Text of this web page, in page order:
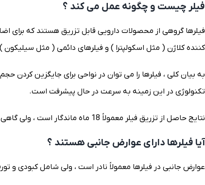
فیلر چیست و چگونه عمل می کند ؟
فیلرها گروهی از محصولات دارویی قابل تزریق هستند که برای
کننده کلاژن ( مثل اسکولپترا ) و فیلرهای دائمی ( مثل
به بیان کلی ، فیلرها را می توان در نواحی برای جایگزین
تکنولوژی در این زمینه به سرعت در حال پیشرفت است.
نتایج حاصل از تزریق فیلر معمولاً 18 ماه ماندگار است ، ولی گاهی قبل از این مدت زمان ، باز می گردد.
آیا فیلرها دارای عوارض جانبی هستند ؟
عوارض جانبی در فیلرها معمولاً نادر است ، ولی شامل کبودی و